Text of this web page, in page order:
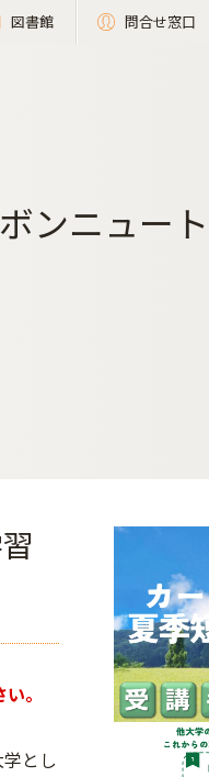
図書館 問合せ窓口
ンニュー
。
とし